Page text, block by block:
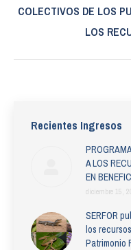
COLECTIVOS DE LOS
LOS
Recientes Ingresos
A LOS
EN
diciembre 15,
SERFOR
los
Patrimonio